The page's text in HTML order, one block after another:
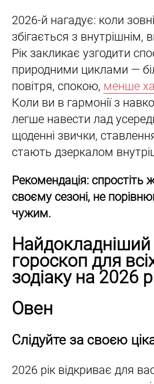
2026-й нагадує: коли
збігається з внутрішнім,
Рік закликає узгодити
природними циклами —
повітря, спокою, менше
Коли ви в гармонії з
легше навести лад
щоденні звички,
стають дзеркалом
Рекомендація: спростіть
своєму сезоні, не
чужим.
Найдокладніший
гороскоп для
зодіаку на 2026
Овен
Слідуйте за своєю
2026 рік відкриває для